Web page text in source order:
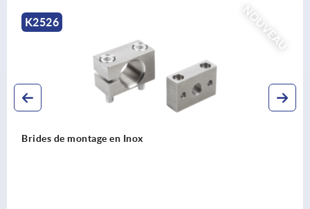
NOUVEAU
K2526
Brides de montage en Inox